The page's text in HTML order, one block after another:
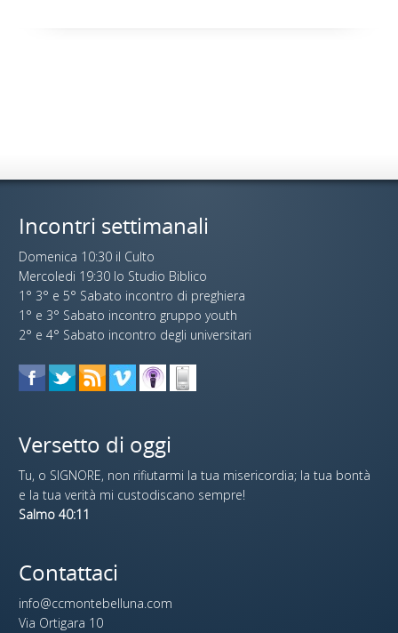
Incontri settimanali
Domenica 10:30 il Culto
Mercoledi 19:30 lo Studio Biblico
1° 3° e 5° Sabato incontro di preghiera
1° e 3° Sabato incontro gruppo youth
2° e 4° Sabato incontro degli universitari
Versetto di oggi
Tu, o SIGNORE, non rifiutarmi la tua misericordia; la tua bontà
e la tua verità mi custodiscano sempre!
Salmo 40:11
Contattaci
info@ccmontebelluna.com
Via Ortigara 10